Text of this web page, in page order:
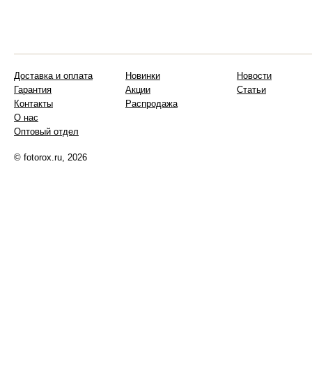
Доставка и оплата
Гарантия
Контакты
О нас
Оптовый отдел
Новинки
Акции
Распродажа
Новости
Статьи
© fotorox.ru, 2026